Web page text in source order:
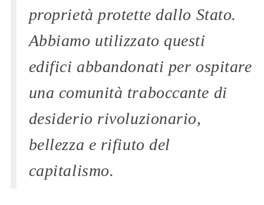
proprietà protette dallo Stato.
Abbiamo utilizzato questi
edifici abbandonati per ospitare
una comunità traboccante di
desiderio rivoluzionario,
bellezza e rifiuto del
capitalismo.